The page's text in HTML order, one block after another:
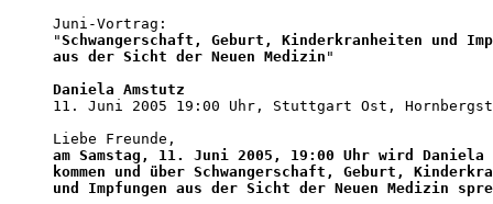
Juni-Vortrag:
"Schwangerschaft, Geburt, Kinderkranheiten und
aus der Sicht der Neuen Medizin "
Daniela Amstutz
11. Juni 2005 19:00 Uhr, Stuttgart Ost,
am Samstag, 11. Juni 2005, 19:00 Uhr wird
kommen und über Schwangerschaft, Geburt,
und Impfungen aus der Sicht der Neuen Medizin